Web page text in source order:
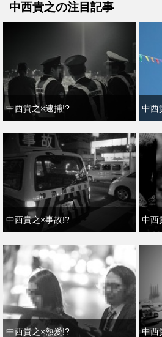
中西貴之の注目記事
中西貴之×逮捕!? 中西
中西貴之×事故!? 中西
中西貴之×熱愛!? 中西